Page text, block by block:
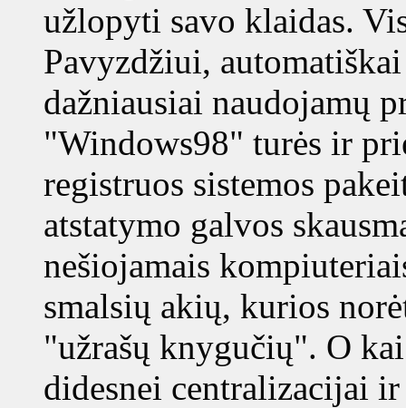
užlopyti savo klaidas.
Pavyzdžiui,
dažniausiai naudojamų
"Windows98" turės ir
registruos sistemos
atstatymo galvos
nešiojamais
smalsių akių, kurios
"užrašų knygučių". O
didesnei centralizacijai